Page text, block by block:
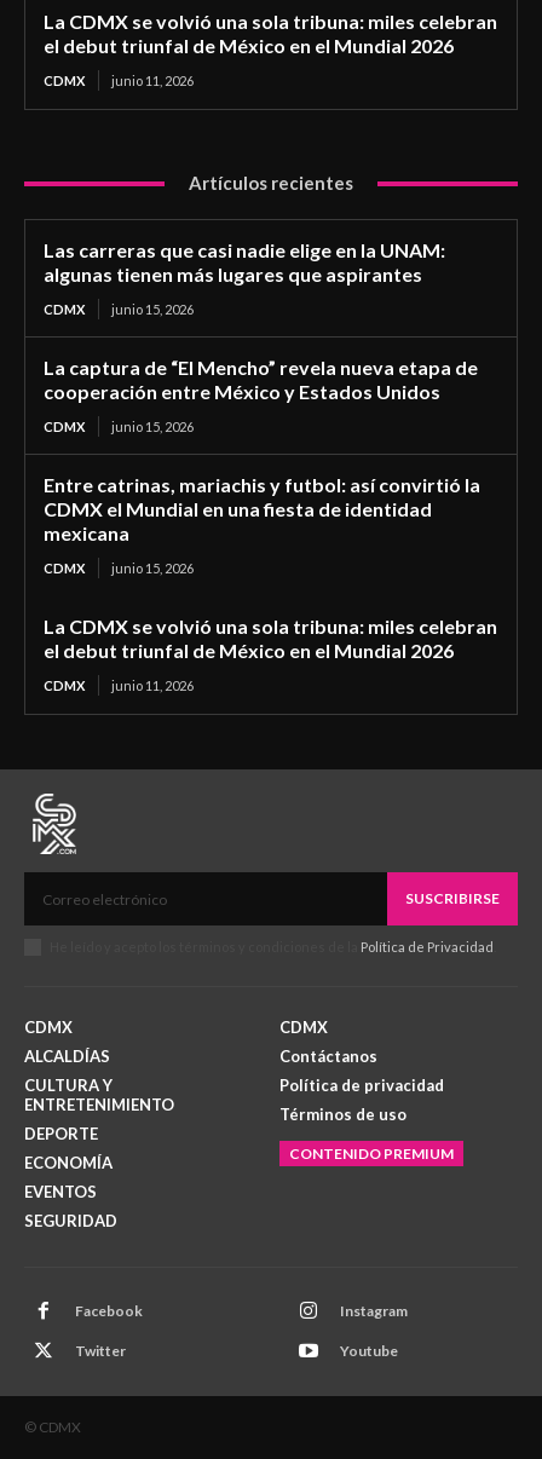
La CDMX se volvió una sola tribuna: miles celebran
el debut triunfal de México en el Mundial 2026
CDMX junio 11, 2026
Artículos recientes
Las carreras que casi nadie elige en la UNAM:
algunas tienen más lugares que aspirantes
CDMX junio 15, 2026
La captura de “El Mencho” revela nueva etapa de
cooperación entre México y Estados Unidos
CDMX junio 15, 2026
Entre catrinas, mariachis y futbol: así convirtió la
CDMX el Mundial en una fiesta de identidad
mexicana
CDMX junio 15, 2026
La CDMX se volvió una sola tribuna: miles celebran
el debut triunfal de México en el Mundial 2026
CDMX junio 11, 2026
SUSCRIBIRSE
Política de Privacidad
CDMX
ALCALDÍAS
CULTURA Y
ENTRETENIMIENTO
DEPORTE
ECONOMÍA
EVENTOS
SEGURIDAD
CDMX
Contáctanos
Política de privacidad
Términos de uso
CONTENIDO PREMIUM
Facebook Instagram
Twitter Youtube
© CDMX